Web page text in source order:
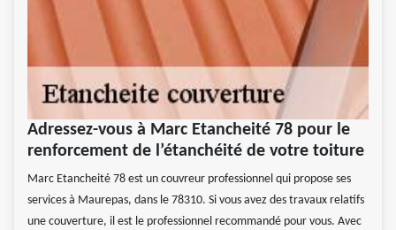
Adressez-vous à Marc Etancheité 78 pour le
renforcement de l’étanchéité de votre toiture
Marc Etancheité 78 est un couvreur professionnel qui propose ses
services à Maurepas, dans le 78310. Si vous avez des travaux relatifs
une couverture, il est le professionnel recommandé pour vous. Avec